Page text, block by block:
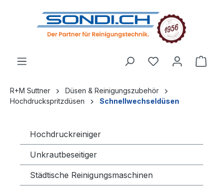
springen
R+M Suttner
Düsen & Reinigungszubehör
Hochdruckspritzdüsen
Schnellwechseldüsen
Hochdruckreiniger
Unkrautbeseitiger
Städtische Reinigungsmaschinen